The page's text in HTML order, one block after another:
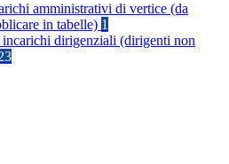
amministrativi di vertice (da
in tabelle) 1
dirigenziali (dirigenti non